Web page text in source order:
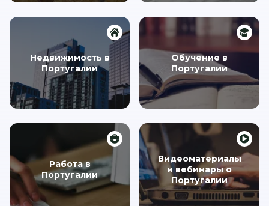
Недвижимость в
Португалии
Обучение в
Португалии
Работа в
Португалии
Видеоматериалы
и вебинары о
Португалии